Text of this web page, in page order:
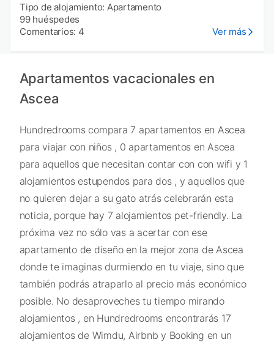
Tipo de alojamiento: Apartamento
99 huéspedes
Comentarios: 4
Ver más
Apartamentos vacacionales en
Ascea
Hundredrooms compara 7 apartamentos en Ascea
para viajar con niños , 0 apartamentos en Ascea
para aquellos que necesitan contar con con wifi y 1
alojamientos estupendos para dos , y aquellos que
no quieren dejar a su gato atrás celebrarán esta
noticia, porque hay 7 alojamientos pet-friendly. La
próxima vez no sólo vas a acertar con ese
apartamento de diseño en la mejor zona de Ascea
donde te imaginas durmiendo en tu viaje, sino que
también podrás atraparlo al precio más económico
posible. No desaproveches tu tiempo mirando
alojamientos , en Hundredrooms encontrarás 17
alojamientos de Wimdu, Airbnb y Booking en un